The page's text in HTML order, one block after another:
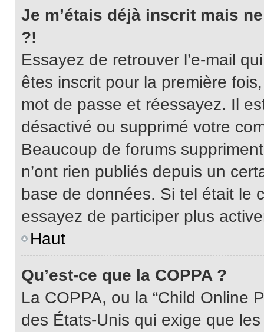
Je m’étais déjà inscrit mais
?!
Essayez de retrouver l’e-mail
êtes inscrit pour la première
mot de passe et réessayez. Il
désactivé ou supprimé votre
Beaucoup de forums
n’ont rien publiés depuis un
base de données. Si tel était le
essayez de participer plus
Haut
Qu’est-ce que la COPPA ?
La COPPA, ou la “Child Online
des États-Unis qui exige que